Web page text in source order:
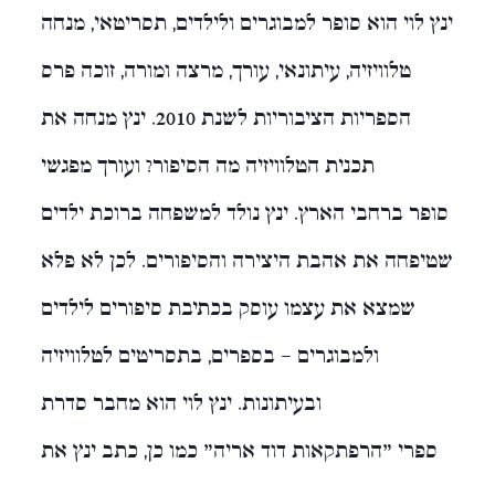
ינץ לוי הוא סופר למבוגרים ולילדים, תסריטאי, מנחה
טלוויזיה, עיתונאי, עורך, מרצה ומורה, זוכה פרס
הספריות הציבוריות לשנת 2010. ינץ מנחה את
תכנית הטלוויזיה מה הסיפור? ועורך מפגשי
סופר ברחבי הארץ. ינץ נולד למשפחה ברוכת ילדים
שטיפחה את אהבת היצירה והסיפורים. לכן לא פלא
שמצא את עצמו עוסק בכתיבת סיפורים לילדים
ולמבוגרים – בספרים, בתסריטים לטלוויזיה
ובעיתונות. ינץ לוי הוא מחבר סדרת
ספרי "הרפתקאות דוד אריה" כמו כן, כתב ינץ את